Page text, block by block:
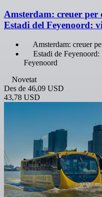
Amsterdam: creuer per
Estadi del Feyenoord:
Amsterdam: creuer
Estadi de
Feyenoord
Novetat
Des de 46,09 USD
43,78 USD